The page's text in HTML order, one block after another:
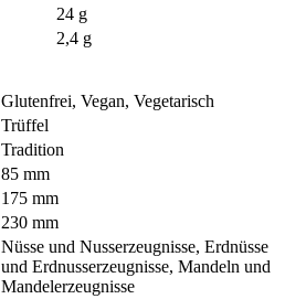
24 g
2,4 g
Glutenfrei, Vegan, Vegetarisch
Trüffel
Tradition
85 mm
175 mm
230 mm
Nüsse und Nusserzeugnisse, Erdnüsse
und Erdnusserzeugnisse, Mandeln und
Mandelerzeugnisse